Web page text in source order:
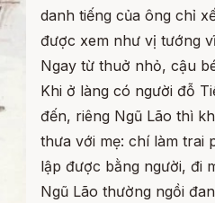
danh tiếng của ông chỉ
được xem như vị tướng
Ngay từ thuở nhỏ, cậu
Khi ở làng có người đỗ
đến, riêng Ngũ Lão thì
thưa với mẹ: chí làm trai
lập được bằng người, đi
Ngũ Lão thường ngồi